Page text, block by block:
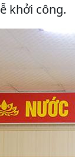
khởi công.